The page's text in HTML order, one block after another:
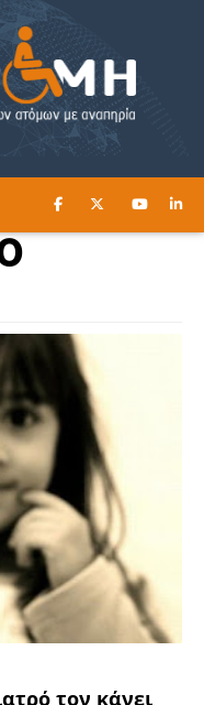
ΕΔΩ ►
τον κάνει